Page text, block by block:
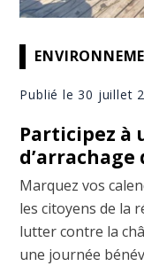
Publié le 30 juillet
Participez à
d’arrachage
Marquez vos
les citoyens de la
lutter contre la
une journée